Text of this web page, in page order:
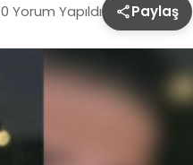
0 Yorum Yapıldı Paylaş